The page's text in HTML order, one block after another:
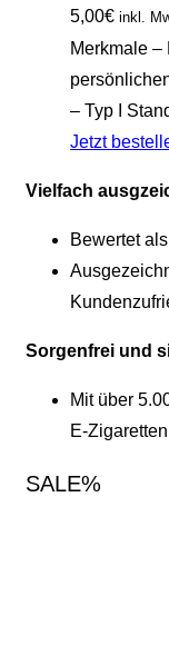
5,00€ inkl.
Merkmale
– Typ I
Jetzt
Vielfach
Bewertet
Sorgenfrei und
Mit über
E-
SALE%